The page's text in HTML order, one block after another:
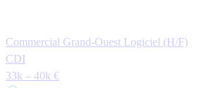
Commercial Grand-Ouest Logiciel (H/F)
CDI
33k – 40k €